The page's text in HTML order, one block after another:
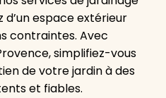
espace extérieur
contraintes. Avec
simplifiez-vous
de votre jardin à des
et fiables.